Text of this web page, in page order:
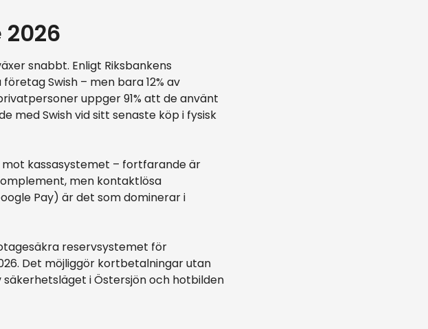
snabbt. Enligt Riksbankens
Swish – men bara 12% av
uppger 91% att de använt
med Swish vid sitt senaste köp i fysisk
kassasystemet – fortfarande är
men kontaktlösa
Pay) är det som dominerar i
reservsystemet för
Det möjliggör kortbetalningar utan
i Östersjön och hotbilden